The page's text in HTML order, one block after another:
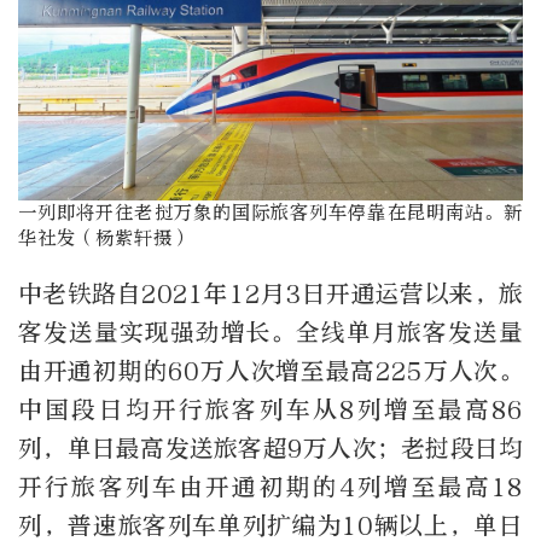
一列即将开往老挝万象的国际旅客列车停靠在昆明南站。新
华社发（杨紫轩摄）
中老铁路自2021年12月3日开通运营以来，旅
客发送量实现强劲增长。全线单月旅客发送量
由开通初期的60万人次增至最高225万人次。
中国段日均开行旅客列车从8列增至最高86
列，单日最高发送旅客超9万人次；老挝段日均
开行旅客列车由开通初期的4列增至最高18
列，普速旅客列车单列扩编为10辆以上，单日